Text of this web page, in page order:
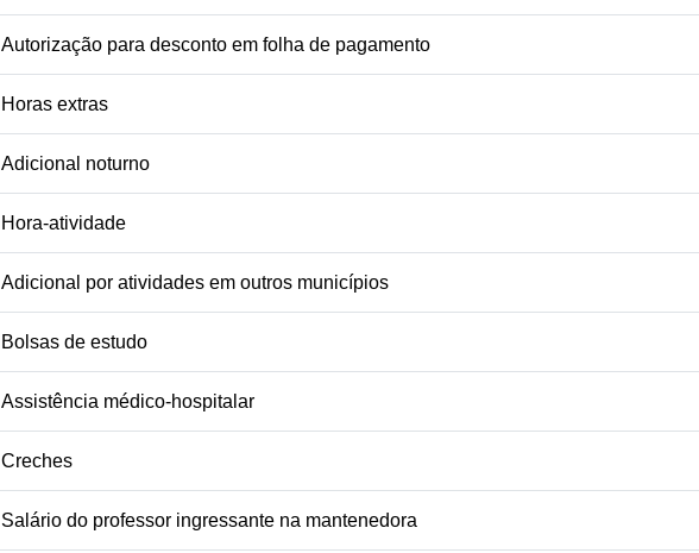
Autorização para desconto em folha de pagamento
Horas extras
Adicional noturno
Hora-atividade
Adicional por atividades em outros municípios
Bolsas de estudo
Assistência médico-hospitalar
Creches
Salário do professor ingressante na mantenedora